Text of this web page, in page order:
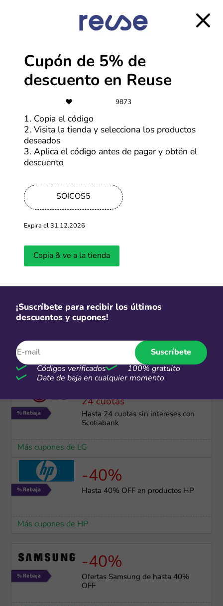
Cuotas
seleccionadas
Más cupones de Tiendamia
CSI
Más cupones de Reuse
Envío GRATIS
Más cupones de Reuse
Gratis
Más cupones de Electrolux
24 cuotas
Hasta 24 cuotas sin intereses con
Scotiabank
Más cupones de LG
-40%
Hasta 40% OFF en productos HP
Más cupones de HP
-40%
Ofertas Samsung de hasta 40%
OFF
Cupón de 5% de
descuento en Reuse
9873
1. Copia el código
2. Visita la tienda y selecciona los productos
deseados
3. Aplica el código antes de pagar y obtén el
descuento
SOICOS5
Expira el 31.12.2026
Copia & ve a la tienda
¡Suscríbete para recibir los últimos
descuentos y cupones!
Suscríbete
Códigos verificados
100% gratuito
Date de baja en cualquier momento